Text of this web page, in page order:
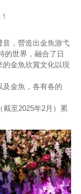
音，營造出金魚游弋
的世界，融合了日
金魚欣賞文化以現
及金魚，各有各的
截至2025年2月）累